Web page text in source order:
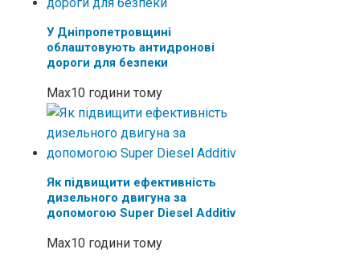
У Дніпропетровщині
облаштовують антидронові
дороги для безпеки
Max10 години тому
Як підвищити ефективність
дизельного двигуна за
допомогою Super Diesel Additiv
Max10 години тому